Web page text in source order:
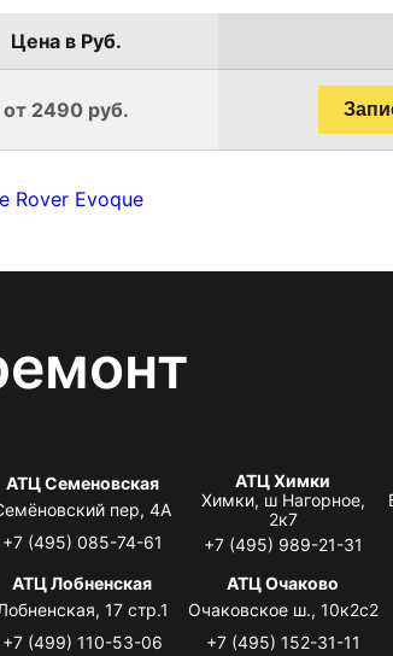
Цена в Руб.
от 2490 руб.
Rover Evoque
АТЦ Семеновская
пер, 4А
+7 (495) 085-74-61
АТЦ Химки
Химки, ш Нагорное,
2к7
+7 (495) 989-21-31
АТЦ Лобненская
17 стр.1
+7 (499) 110-53-06
АТЦ Очаково
Очаковское ш., 10к2с2
+7 (495) 152-31-11